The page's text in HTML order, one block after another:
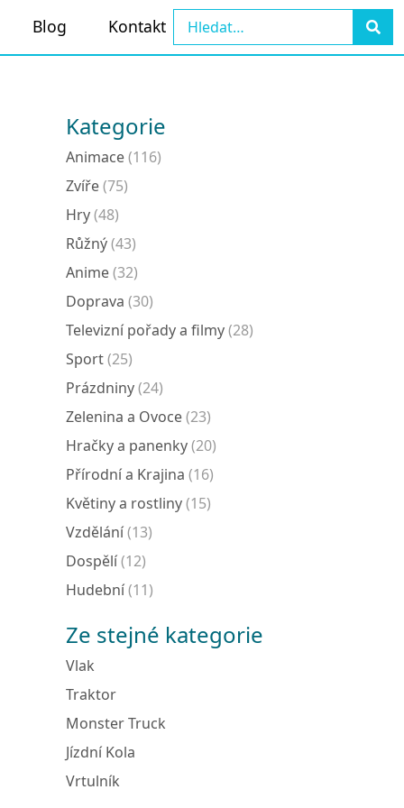
Blog Kontakt
Kategorie
Animace(116)
Zvíře(75)
Hry(48)
Růžný(43)
Anime(32)
Doprava (30)
Televizní pořady a filmy(28)
Sport(25)
Prázdniny(24)
Zelenina a Ovoce(23)
Hračky a panenky(20)
Přírodní a Krajina (16)
Květiny a rostliny(15)
Vzdělání(13)
Dospělí(12)
Hudební(11)
Ze stejné kategorie
Vlak
Traktor
Monster Truck
Jízdní Kola
Vrtulník